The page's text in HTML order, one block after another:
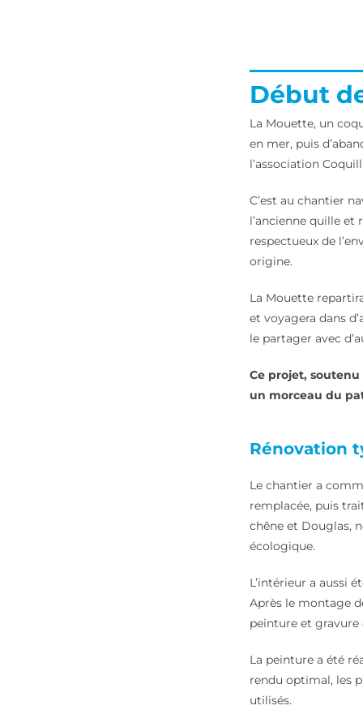
Début
La Mouette, un
en mer, puis
l’association
C’est au chantier
l’ancienne quille
respectueux de
origine.
La Mouette
et voyagera dans
le partager avec
Ce projet, soutenu
un morceau du
Rénovation
Le chantier a
remplacée, puis
chêne et Douglas,
écologique.
L’intérieur a aussi
Après le montage
peinture et gravure
La peinture a été
rendu optimal, les
utilisés.